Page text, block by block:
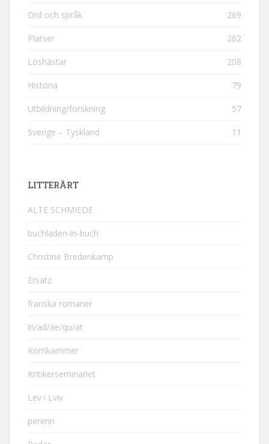
Ord och språk 269
Platser 262
Löshästar 208
Historia 79
Utbildning/forskning 57
Sverige – Tyskland 11
LITTERÄRT
ALTE SCHMIEDE
buchladen-in-buch
Christine Bredenkamp
Ersatz
franska romaner
in/ad/ae/qu/at
Kornkammer
Kritikerseminariet
Lev i Lviv
perenn